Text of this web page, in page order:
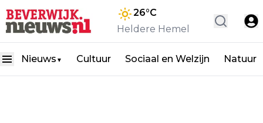
26°C
Heldere Hemel
Nieuws ▼ Cultuur Sociaal en Welzijn Natuur